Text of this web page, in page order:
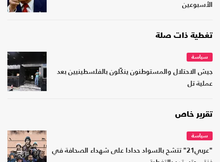
الأسبوعين
تغطية ذات صلة
سياسة
جيش الاحتلال والمستوطنون ينكّلون بالفلسطينيين بعد
عملية تل
تقرير خاص
سياسة
"عربي21" تتشح بالسواد حدادا على شهداء الصحافة في